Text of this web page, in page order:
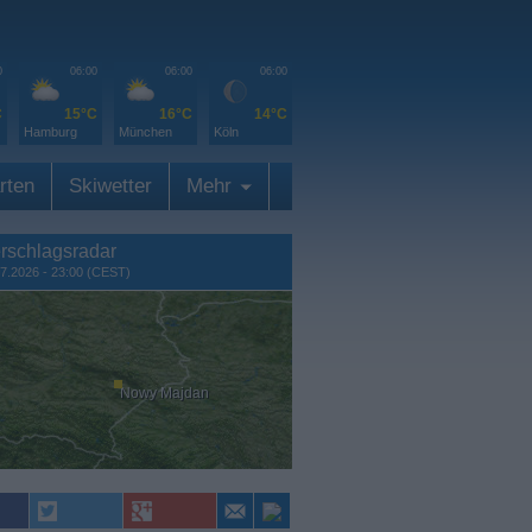
06:00
15°C
Hamburg
06:00
16°C
München
06:00
14°C
Köln
Skiwetter Mehr
- 23:00 (CEST)
Nowy Majdan